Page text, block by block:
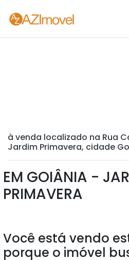
à venda localizado na Rua
Jardim Primavera, cidade
EM GOIÂNIA -
PRIMAVERA
Você está vendo
porque o imóvel